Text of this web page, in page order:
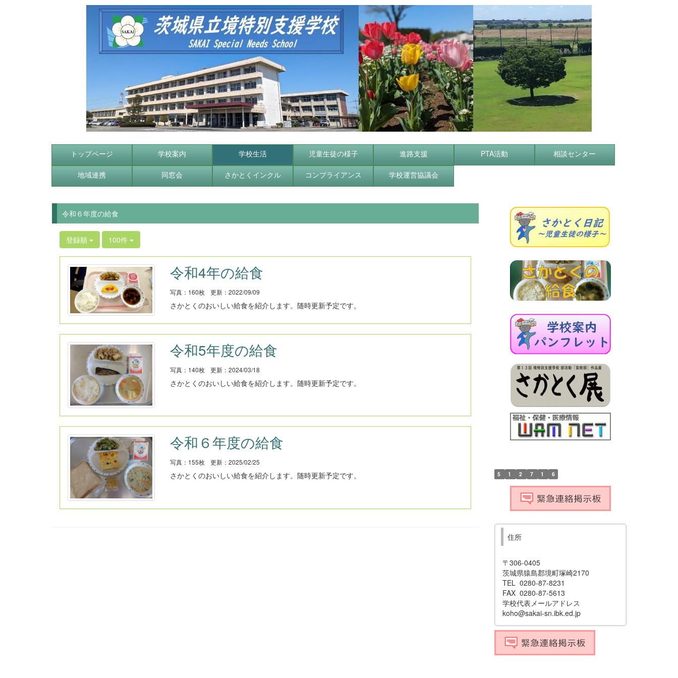
トップページ 学校案内 学校生活 児童生徒の様子 進路支援 PTA活動 相談センター
地域連携 同窓会 さかとくインクル コンプライアンス 学校運営協議会
令和６年度の給食
登録順 100件
令和4年の給食
写真：160枚 更新：2022/09/09
さかとくのおいしい給食を紹介します。随時更新予定です。
令和5年度の給食
写真：140枚 更新：2024/03/18
さかとくのおいしい給食を紹介します。随時更新予定です。
令和６年度の給食
写真：155枚 更新：2025/02/25
さかとくのおいしい給食を紹介します。随時更新予定です。 5 1 2 7 1 6
住所
〒306-0405
茨城県猿島郡境町塚崎2170
TEL 0280-87-8231
FAX 0280-87-5613
学校代表メールアドレス
koho@sakai-sn.ibk.ed.jp